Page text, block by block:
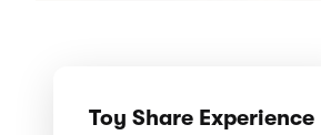
Toy Share Experience